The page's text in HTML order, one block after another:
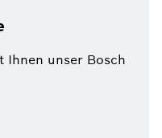
unser Bosch